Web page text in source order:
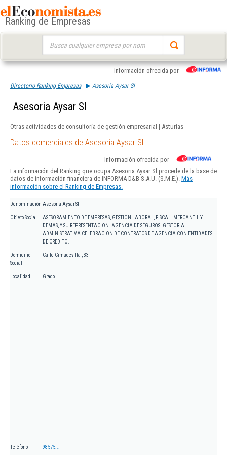
Ranking de Empresas
Información ofrecida por
Directorio Ranking Empresas Asesoria Aysar Sl
Asesoria Aysar Sl
Otras actividades de consultoría de gestión empresarial | Asturias
Datos comerciales de Asesoria Aysar Sl
Información ofrecida por
La información del Ranking que ocupa Asesoria Aysar Sl procede de la base de
datos de información financiera de INFORMA D&B S.A.U. (S.M.E.). Más
información sobre el Ranking de Empresas.
Denominación Asesoria Aysar Sl
Objeto Social
ASESORAMIENTO DE EMPRESAS, GESTION LABORAL, FISCAL. MERCANTIL Y
DEMAS, Y SU REPRESENTACION. AGENCIA DE SEGUROS. GESTORIA
ADMINISTRATIVA CELEBRACION DE CONTRATOS DE AGENCIA CON ENTIDADES
DE CREDITO.
Domicilio
Social
Calle Cimadevilla , 33
Localidad Grado
Teléfono 98575...